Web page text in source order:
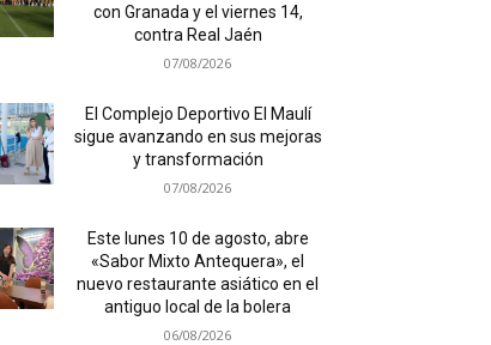
con Granada y el viernes 14,
contra Real Jaén
07/08/2026
El Complejo Deportivo El Maulí
sigue avanzando en sus mejoras
y transformación
07/08/2026
Este lunes 10 de agosto, abre
«Sabor Mixto Antequera», el
nuevo restaurante asiático en el
antiguo local de la bolera
06/08/2026